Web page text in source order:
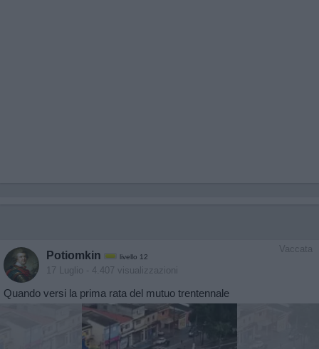
Vaccata
Potiomkin livello 12
17 Luglio - 4.407 visualizzazioni
Quando versi la prima rata del mutuo trentennale